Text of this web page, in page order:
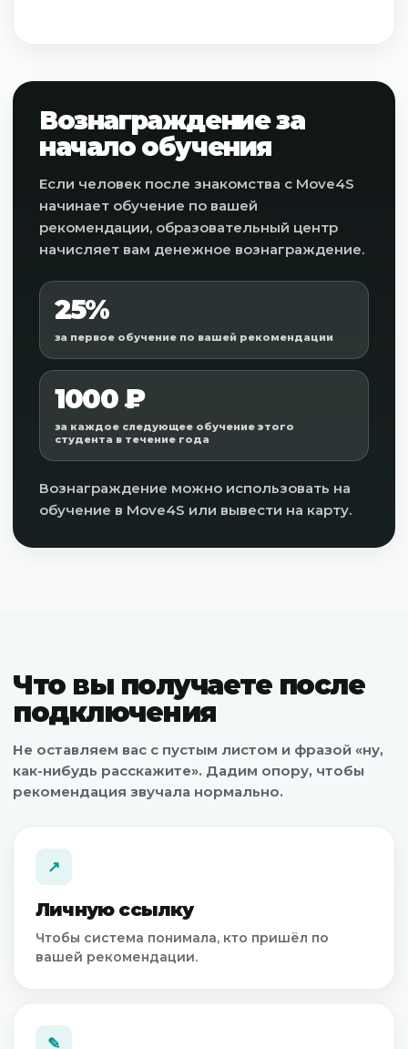
Вознаграждение за
начало обучения
Если человек после знакомства с Move4S
начинает обучение по вашей
рекомендации, образовательный центр
начисляет вам денежное вознаграждение.
25%
за первое обучение по вашей рекомендации
1000 ₽
за каждое следующее обучение этого
студента в течение года
Вознаграждение можно использовать на
обучение в Move4S или вывести на карту.
Что вы получаете после
подключения
Не оставляем вас с пустым листом и фразой «ну,
как-нибудь расскажите». Дадим опору, чтобы
рекомендация звучала нормально.
↗
Личную ссылку
Чтобы система понимала, кто пришёл по
вашей рекомендации.
✎